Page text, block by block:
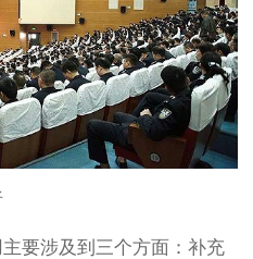
要涉及到三个方面：补充